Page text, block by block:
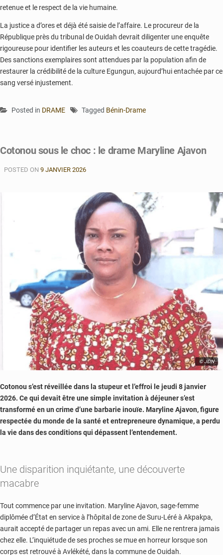
retenue et le respect de la vie humaine.
La justice a d’ores et déjà été saisie de l’affaire. Le procureur de la
République près du tribunal de Ouidah devrait diligenter une enquête
rigoureuse pour identifier les auteurs et les coauteurs de cette tragédie.
Des sanctions exemplaires sont attendues par la population afin de
restaurer la crédibilité de la culture Egungun, aujourd’hui entachée par ce
sang versé injustement.
Posted in DRAME Tagged Bénin-Drame
Cotonou sous le choc : le drame Maryline Ajavon
POSTED ON 9 JANVIER 2026
© JDN
Cotonou s’est réveillée dans la stupeur et l’effroi le jeudi 8 janvier
2026. Ce qui devait être une simple invitation à déjeuner s’est
transformé en un crime d’une barbarie inouïe. Maryline Ajavon, figure
respectée du monde de la santé et entrepreneure dynamique, a perdu
la vie dans des conditions qui dépassent l’entendement.
Une disparition inquiétante, une découverte
macabre
Tout commence par une invitation. Maryline Ajavon, sage-femme
diplômée d’État en service à l’hôpital de zone de Suru-Léré à Akpakpa,
aurait accepté de partager un repas avec un ami. Elle ne rentrera jamais
chez elle. L’inquiétude de ses proches se mue en horreur lorsque son
corps est retrouvé à Avlékété, dans la commune de Ouidah.